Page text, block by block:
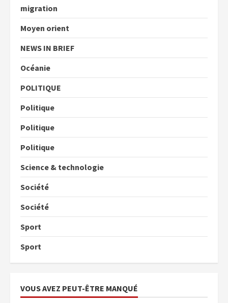
migration
Moyen orient
NEWS IN BRIEF
Océanie
POLITIQUE
Politique
Politique
Politique
Science & technologie
Société
Société
Sport
Sport
VOUS AVEZ PEUT-ÊTRE MANQUÉ